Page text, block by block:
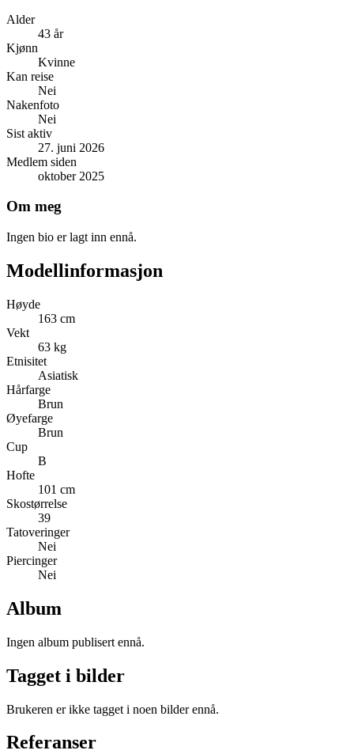
Alder
43 år
Kjønn
Kvinne
Kan reise
Nei
Nakenfoto
Nei
Sist aktiv
27. juni 2026
Medlem siden
oktober 2025
Om meg
Ingen bio er lagt inn ennå.
Modellinformasjon
Høyde
163 cm
Vekt
63 kg
Etnisitet
Asiatisk
Hårfarge
Brun
Øyefarge
Brun
Cup
B
Hofte
101 cm
Skostørrelse
39
Tatoveringer
Nei
Piercinger
Nei
Album
Ingen album publisert ennå.
Tagget i bilder
Brukeren er ikke tagget i noen bilder ennå.
Referanser